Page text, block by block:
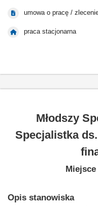
umowa o pracę /
praca stacjonarna
Młodszy
Specjalistka
Opis stanowiska